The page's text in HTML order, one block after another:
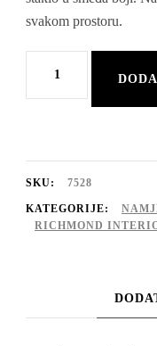
svakom prostoru.
stol
staklena
230
SKU: 7528
KATEGORIJE:
RICHMOND